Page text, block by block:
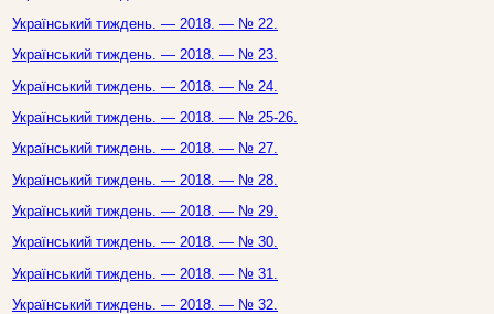
Український тиждень. — 2018. — № 22.
Український тиждень. — 2018. — № 23.
Український тиждень. — 2018. — № 24.
Український тиждень. — 2018. — № 25-26.
Український тиждень. — 2018. — № 27.
Український тиждень. — 2018. — № 28.
Український тиждень. — 2018. — № 29.
Український тиждень. — 2018. — № 30.
Український тиждень. — 2018. — № 31.
Український тиждень. — 2018. — № 32.